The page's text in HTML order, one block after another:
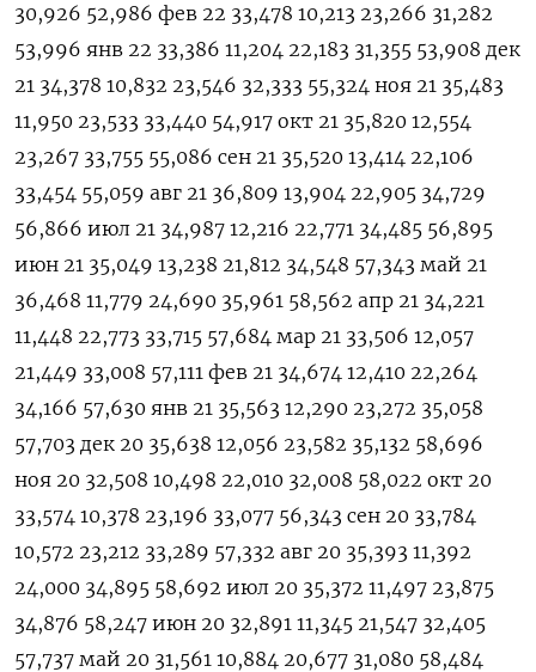
30,926 52,986 фев 22 33,478 10,213 23,266 31,282
53,996 янв 22 33,386 11,204 22,183 31,355 53,908 дек
21 34,378 10,832 23,546 32,333 55,324 ноя 21 35,483
11,950 23,533 33,440 54,917 окт 21 35,820 12,554
23,267 33,755 55,086 сен 21 35,520 13,414 22,106
33,454 55,059 авг 21 36,809 13,904 22,905 34,729
56,866 июл 21 34,987 12,216 22,771 34,485 56,895
июн 21 35,049 13,238 21,812 34,548 57,343 май 21
36,468 11,779 24,690 35,961 58,562 апр 21 34,221
11,448 22,773 33,715 57,684 мар 21 33,506 12,057
21,449 33,008 57,111 фев 21 34,674 12,410 22,264
34,166 57,630 янв 21 35,563 12,290 23,272 35,058
57,703 дек 20 35,638 12,056 23,582 35,132 58,696
ноя 20 32,508 10,498 22,010 32,008 58,022 окт 20
33,574 10,378 23,196 33,077 56,343 сен 20 33,784
10,572 23,212 33,289 57,332 авг 20 35,393 11,392
24,000 34,895 58,692 июл 20 35,372 11,497 23,875
34,876 58,247 июн 20 32,891 11,345 21,547 32,405
57,737 май 20 31,561 10,884 20,677 31,080 58,484